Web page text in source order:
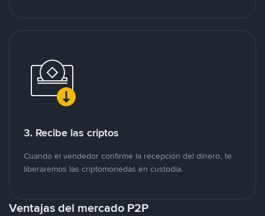
3. Recibe las criptos
Cuando el vendedor confirme la recepción del dinero, te
liberaremos las criptomonedas en custodia.
Ventajas del mercado P2P